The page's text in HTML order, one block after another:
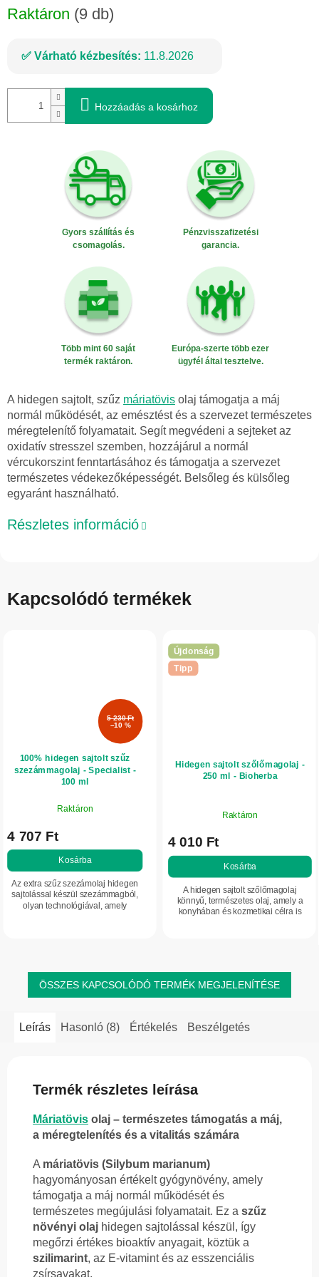
Raktáron (9 db)
Várható kézbesítés: 11.8.2026
Hozzáadás a kosárhoz
Gyors szállítás és
csomagolás.
Pénzvisszafizetési
garancia.
Több mint 60 saját
termék raktáron.
Európa-szerte több ezer
ügyfél által tesztelve.
A hidegen sajtolt, szűz máriatövis olaj támogatja a máj
normál működését, az emésztést és a szervezet természetes
méregtelenítő folyamatait. Segít megvédeni a sejteket az
oxidatív stresszel szemben, hozzájárul a normál
vércukorszint fenntartásához és támogatja a szervezet
természetes védekezőképességét. Belsőleg és külsőleg
egyaránt használható.
Részletes információ
Kapcsolódó termékek
5 230 Ft
–10 %
100% hidegen sajtolt szűz
szezámmagolaj - Specialist -
100 ml
Raktáron
4 707 Ft
Kosárba
Az extra szűz szezámolaj hidegen
sajtolással készül szezámmagból,
olyan technológiával, amely
Újdonság
Tipp
Hidegen sajtolt szőlőmagolaj -
250 ml - Bioherba
Raktáron
4 010 Ft
Kosárba
A hidegen sajtolt szőlőmagolaj
könnyű, természetes olaj, amely a
konyhában és kozmetikai célra is
ÖSSZES KAPCSOLÓDÓ TERMÉK MEGJELENÍTÉSE
Leírás Hasonló (8) Értékelés Beszélgetés
Termék részletes leírása
Máriatövis olaj – természetes támogatás a máj,
a méregtelenítés és a vitalitás számára
A máriatövis (Silybum marianum)
hagyományosan értékelt gyógynövény, amely
támogatja a máj normál működését és
természetes megújulási folyamatait. Ez a szűz
növényi olaj hidegen sajtolással készül, így
megőrzi értékes bioaktív anyagait, köztük a
szilimarint, az E-vitamint és az esszenciális
zsírsavakat.